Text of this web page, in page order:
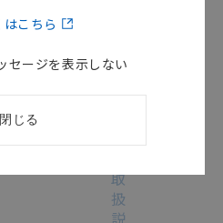
）
ワ
サ
取
扱
説
こちら
セージを表示しない
閉じる